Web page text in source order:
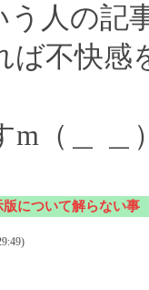
う人の記
ば不快感
m（＿ ＿
について解らない事